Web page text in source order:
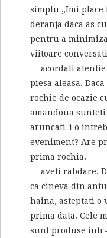
simplu „Imi
deranja daca as
pentru a
viitoare
… acordati
piesa aleasa.
rochie de ocazie
amandoua
aruncati-i o
eveniment? Are
prima rochia.
… aveti rabdare.
ca cineva din
haina, asteptati o
prima data. Cele
sunt produse